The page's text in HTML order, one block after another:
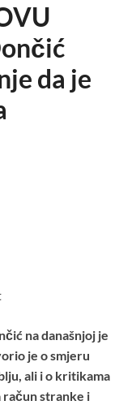
da je
na današnjoj je
je o smjeru
ali i o kritikama
račun stranke i